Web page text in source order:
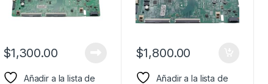
$1,300.00
Añadir a la lista de
$1,800.00
Añadir a la lista de